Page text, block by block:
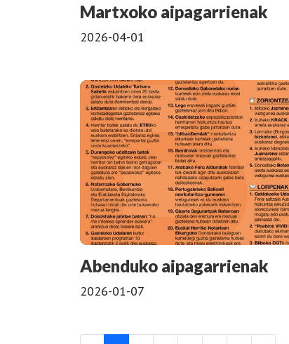
Martxoko aipagarrienak
2026-04-01
Abenduko aipagarrienak
2026-01-07